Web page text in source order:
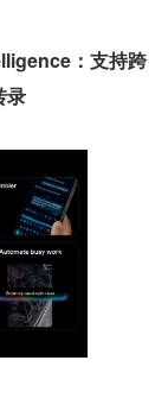
：支持跨
录